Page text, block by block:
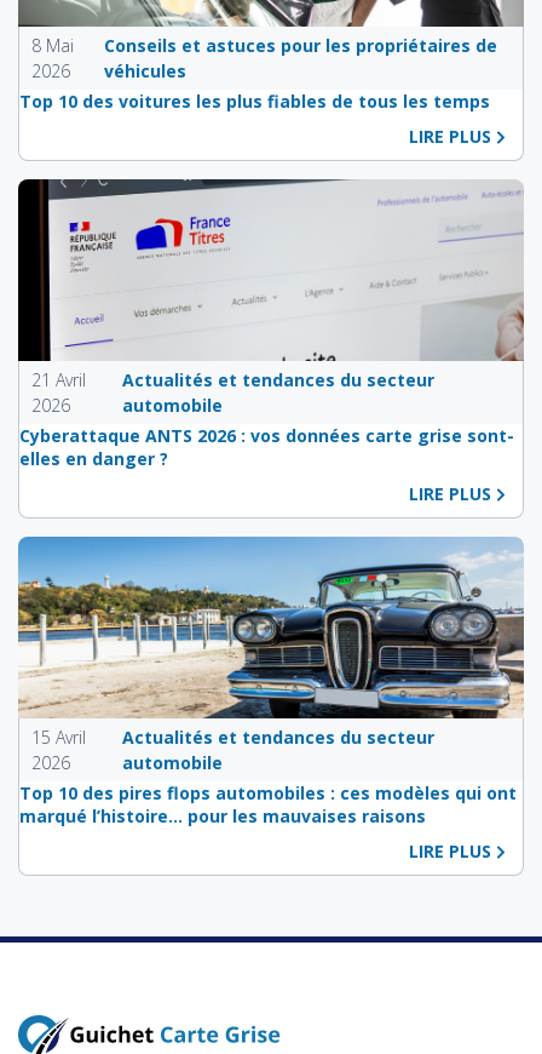
8 Mai
2026
Conseils et astuces pour les propriétaires de
véhicules
Top 10 des voitures les plus fiables de tous les temps
LIRE PLUS
21 Avril
2026
Actualités et tendances du secteur
automobile
Cyberattaque ANTS 2026 : vos données carte grise sont-
elles en danger ?
LIRE PLUS
15 Avril
2026
Actualités et tendances du secteur
automobile
Top 10 des pires flops automobiles : ces modèles qui ont
marqué l’histoire… pour les mauvaises raisons
LIRE PLUS